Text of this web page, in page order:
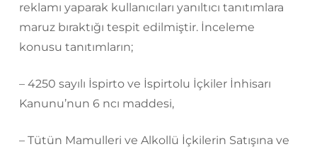
reklamı yaparak kullanıcıları yanıltıcı tanıtımlara
maruz bıraktığı tespit edilmiştir. İnceleme
konusu tanıtımların;
– 4250 sayılı İspirto ve İspirtolu İçkiler İnhisarı
Kanunu’nun 6 ncı maddesi,
– Tütün Mamulleri ve Alkollü İçkilerin Satışına ve